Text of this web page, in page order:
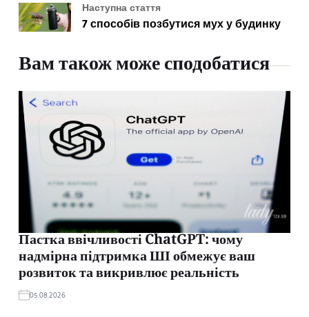
Наступна стаття
7 способів позбутися мух у будинку
Вам також може сподобатися
Пастка ввічливості ChatGPT: чому
надмірна підтримка ШІ обмежує ваш
розвиток та викривлює реальність
05.08.2026